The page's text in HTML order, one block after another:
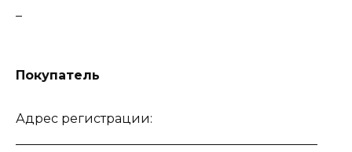
Покупатель
Адрес регистрации: